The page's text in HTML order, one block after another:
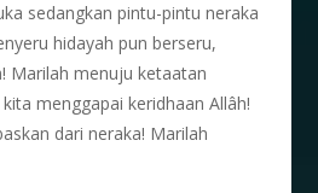
sedangkan pintu-pintu neraka
hidayah pun berseru,
Marilah menuju ketaatan
menggapai keridhaan Allâh!
dari neraka! Marilah